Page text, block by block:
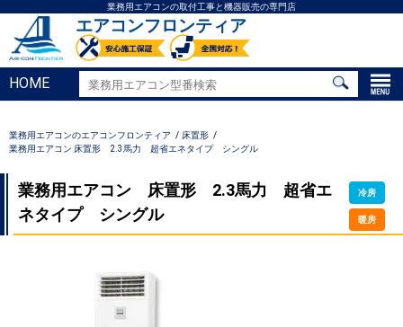
業務用エアコンの取付工事と機器販売の専門店
エアコンフロンティア
HOME
業務用エアコンのエアコンフロンティア
床置形
業務用エアコン 床置形 2.3馬力 超省エネタイプ シングル
業務用エアコン 床置形 2.3馬力 超省エ
ネタイプ シングル
冷房
暖房